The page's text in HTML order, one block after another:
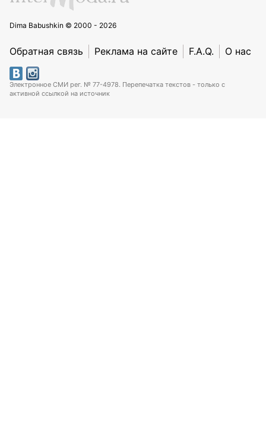
Dima Babushkin © 2000 - 2026
Обратная связь Реклама на сайте F.A.Q. О нас
Электронное СМИ рег. № 77-4978. Перепечатка текстов - только с
активной ссылкой на источник